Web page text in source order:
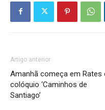
Artigo anterior
Amanhã começa em Rates
colóquio ‘Caminhos de
Santiago’